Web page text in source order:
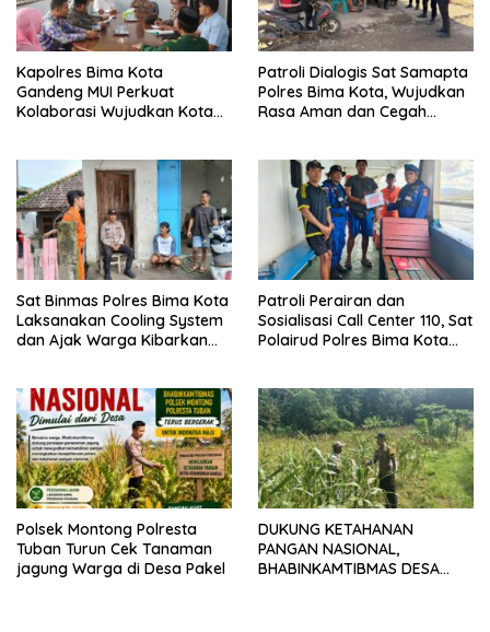
Kapolres Bima Kota
Gandeng MUI Perkuat
Kolaborasi Wujudkan Kota
Patroli Dialogis Sat Samapta
Polres Bima Kota, Wujudkan
Rasa Aman dan Cegah
Sat Binmas Polres Bima Kota
Laksanakan Cooling System
dan Ajak Warga Kibarkan
Patroli Perairan dan
Sosialisasi Call Center 110, Sat
Polairud Polres Bima Kota
Polsek Montong Polresta
Tuban Turun Cek Tanaman
jagung Warga di Desa Pakel
DUKUNG KETAHANAN
PANGAN NASIONAL,
BHABINKAMTIBMAS DESA